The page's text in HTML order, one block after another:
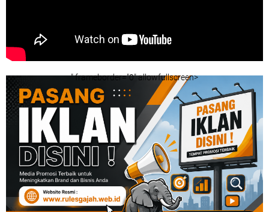
" frameborder="0" allowfullscreen>